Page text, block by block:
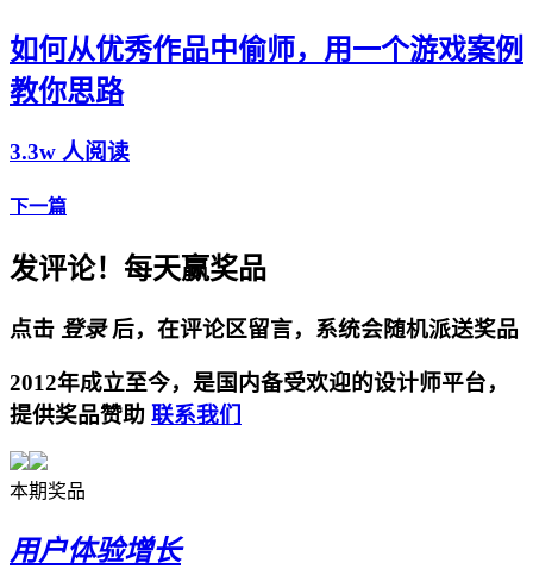
如何从优秀作品中偷师，用一个游戏案例
教你思路
3.3w 人阅读
下一篇
发评论！每天赢奖品
点击 登录后，在评论区留言，系统会随机派送奖品
2012年成立至今，是国内备受欢迎的设计师平台，
提供奖品赞助 联系我们
本期奖品
用户体验增长